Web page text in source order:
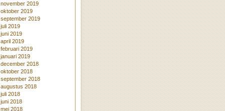
november 2019
oktober 2019
september 2019
juli 2019
juni 2019
april 2019
februari 2019
januari 2019
december 2018
oktober 2018
september 2018
augustus 2018
juli 2018
juni 2018
mei 2018